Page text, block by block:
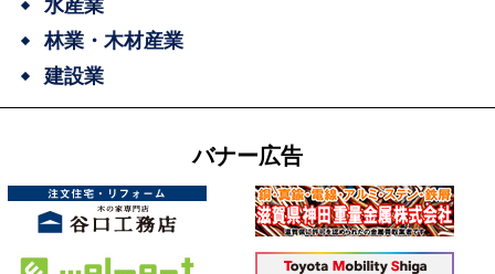
水産業
林業・木材産業
建設業
バナー広告